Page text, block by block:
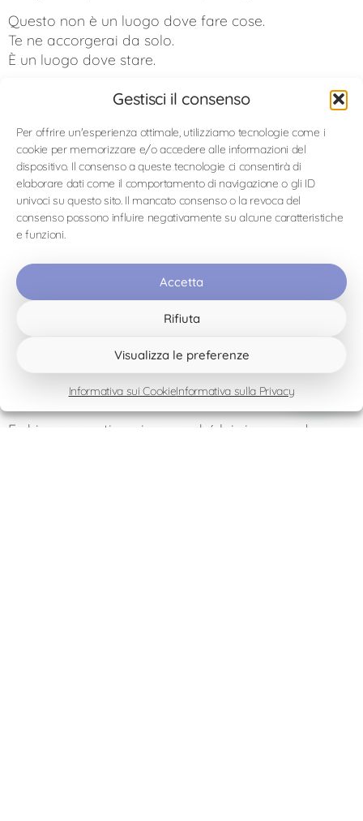
Gestisci il consenso
Per offrire un'esperienza ottimale, utilizziamo tecnologie come i
cookie per memorizzare e/o accedere alle informazioni del
dispositivo. Il consenso a queste tecnologie ci consentirà di
elaborare dati come il comportamento di navigazione o gli ID
univoci su questo sito. Il mancato consenso o la revoca del
consenso possono influire negativamente su alcune caratteristiche
e funzioni.
Accetta
Rifiuta
Visualizza le preferenze
Informativa sui CookieInformativa sulla Privacy
Questo non è un luogo dove fare cose.
Te ne accorgerai da solo.
È un luogo dove stare.
Qui non devi dare spiegazioni né adattarti. Puoi
arrivare così come sei e lasciare che il ritmo emerga,
in modo naturale. Il silenzio non chiede nulla, ma dà
spazio. Spazio per respirare. Per essere presenti.
Lo noto nei miei ospiti. Non subito. Ma dopo un
giorno, a volte due. I loro movimenti si fanno più
delicati. Le loro voci più sommesse.
Trovano un ritmo diverso, non perché siano costretti,
Ecco perché il mio posto è qui.
Così che chiunque arrivi qui non debba lasciare
nulla dietro di sé, tranne forse la fretta.
Questa non è una meta da conquistare.
È un luogo a cui si permette di entrare.
E chiunque resti capisce perché lei si nasconde.